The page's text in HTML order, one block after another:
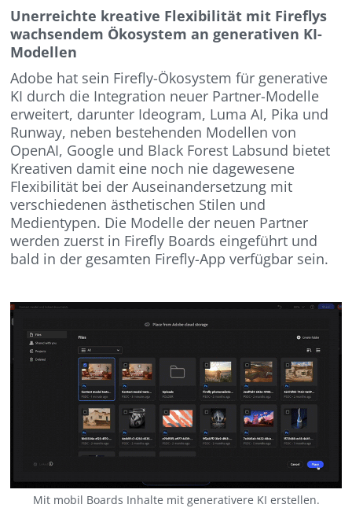
Unerreichte kreative Flexibilität mit Fireflys
wachsendem Ökosystem an generativen KI-
Modellen
Adobe hat sein Firefly-Ökosystem für generative
KI durch die Integration neuer Partner-Modelle
erweitert, darunter Ideogram, Luma AI, Pika und
Runway, neben bestehenden Modellen von
OpenAI, Google und Black Forest Labsund bietet
Kreativen damit eine noch nie dagewesene
Flexibilität bei der Auseinandersetzung mit
verschiedenen ästhetischen Stilen und
Medientypen. Die Modelle der neuen Partner
werden zuerst in Firefly Boards eingeführt und
bald in der gesamten Firefly-App verfügbar sein.
Mit mobil Boards Inhalte mit generativere KI erstellen.